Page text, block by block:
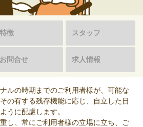
特徴 スタッフ
お問合せ 求人情報
ルの時期までのご利用者様が、可能な
の有する残存機能に応じ、自立した日
うに配慮します。
し、常にご利用者様の立場に立ち、ご